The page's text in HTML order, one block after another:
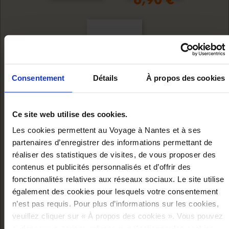
Consentement Détails À propos des cookies
Ce site web utilise des cookies.
Les cookies permettent au Voyage à Nantes et à ses
partenaires d’enregistrer des informations permettant de
réaliser des statistiques de visites, de vous proposer des
contenus et publicités personnalisés et d’offrir des
fonctionnalités relatives aux réseaux sociaux. Le site utilise
également des cookies pour lesquels votre consentement
n’est pas requis. Pour plus d’informations sur les cookies,
veuillez cliquer sur « À propos des cookies ». Vous pouvez
BADGE
INAUGURATION -
56 MM -